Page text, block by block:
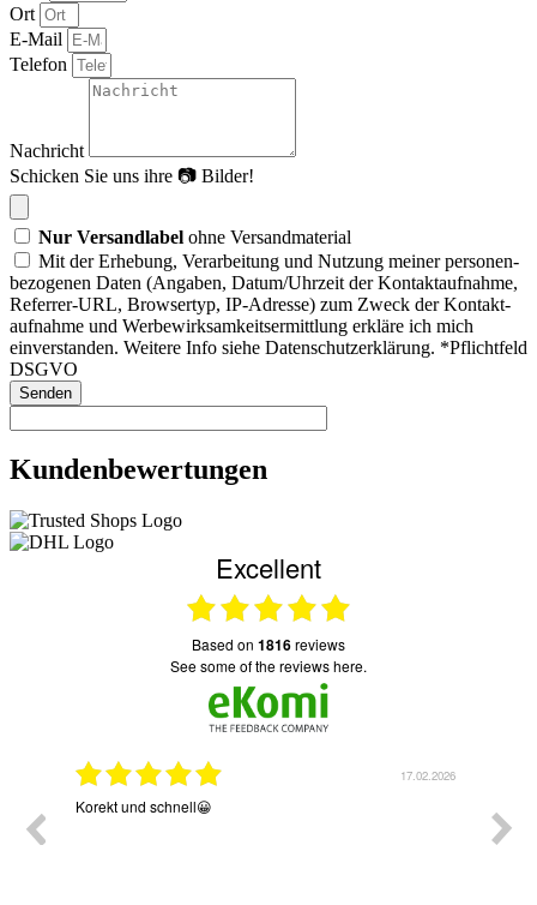
Ort
E-Mail
Telefon
Nachricht
Schicken Sie uns ihre 📷 Bilder!
Nur Versandlabel ohne Versandmaterial
Mit der Erhebung, Verarbeitung und Nutzung meiner per­sonen­
bezoge­nen Daten (Angaben, Datum/Uhrzeit der Kontakt­auf­nahme,
Re­ferrer-URL, Browser­typ, IP-Adresse) zum Zweck der Kontakt­
aufnahme und Werbe­wirksamkeits­ermittlung erkläre ich mich
einverstanden. Weitere Info siehe Daten­schutzerklärung. *Pflichtfeld
DSGVO
Senden
Kundenbewertungen
Excellent
based on 1816reviews
see some of the reviews here.
17.02.2026
Korekt und schnell😀